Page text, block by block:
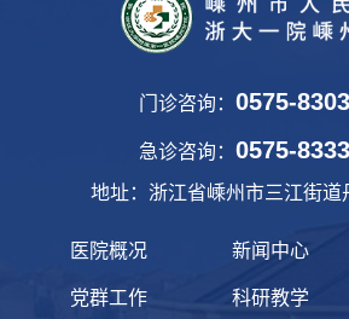
门诊咨询： 0575-
急诊咨询： 0575-
地址：浙江省嵊州市三江街道
医院概况 新闻中心
党群工作 科研教学